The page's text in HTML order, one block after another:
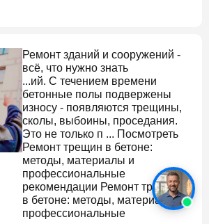
Ремонт зданий и сооружений -
всё, что нужно знать
...ий. С течением времени
бетонные полы подвержены
износу - появляются трещины,
сколы, выбоины, проседания.
Это не только п ... Посмотреть
Ремонт трещин в бетоне:
методы, материалы и
профессиональные
рекомендации Ремонт трещин
в бетоне: методы, материалы и
профессиональные